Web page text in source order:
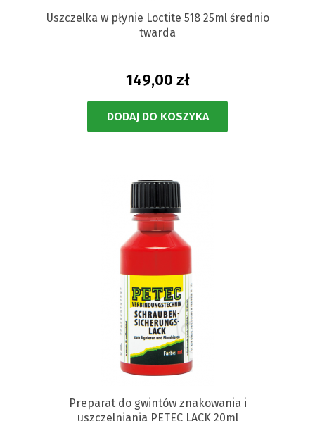
Uszczelka w płynie Loctite 518 25ml średnio
twarda
149,00 zł
DODAJ DO KOSZYKA
Preparat do gwintów znakowania i
uszczelniania PETEC LACK 20ml